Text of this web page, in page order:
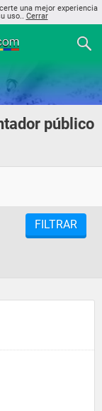
una mejor experiencia
uso.. Cerrar
público
FILTRAR